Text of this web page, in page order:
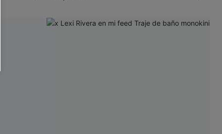
formulario, usted acepta nuestros
de Cupshe en cualquier momento del
y ofertas adaptados a su perfil.